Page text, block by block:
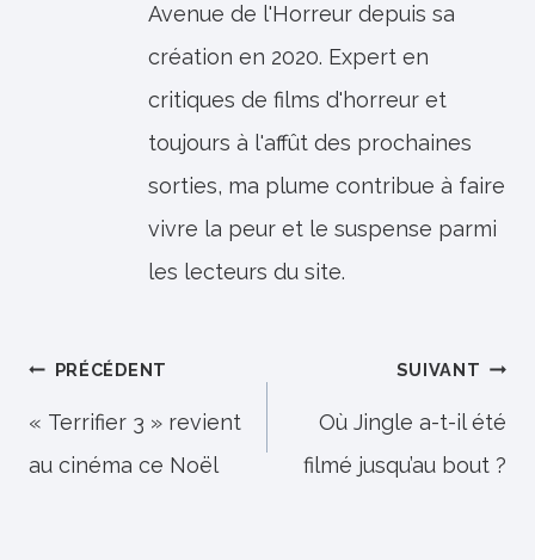
Avenue de l'Horreur depuis sa
création en 2020. Expert en
critiques de films d'horreur et
toujours à l'affût des prochaines
sorties, ma plume contribue à faire
vivre la peur et le suspense parmi
les lecteurs du site.
Navigation
de
l’article
PRÉCÉDENT
« Terrifier 3 » revient
au cinéma ce Noël
SUIVANT
Où Jingle a-t-il été
filmé jusqu’au bout ?